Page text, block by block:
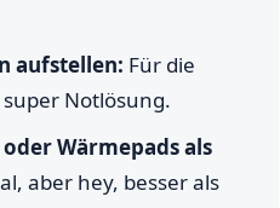
aufstellen: Für die
Notlösung.
Wärmepads als
aber hey, besser als